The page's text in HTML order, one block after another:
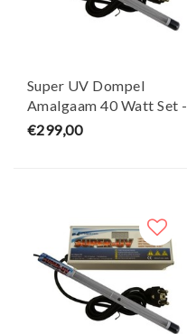
Super UV Dompel
Amalgaam 40 Watt Set -
Air Aqua
€299,00